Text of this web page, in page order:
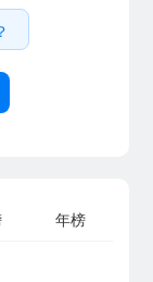
年榜